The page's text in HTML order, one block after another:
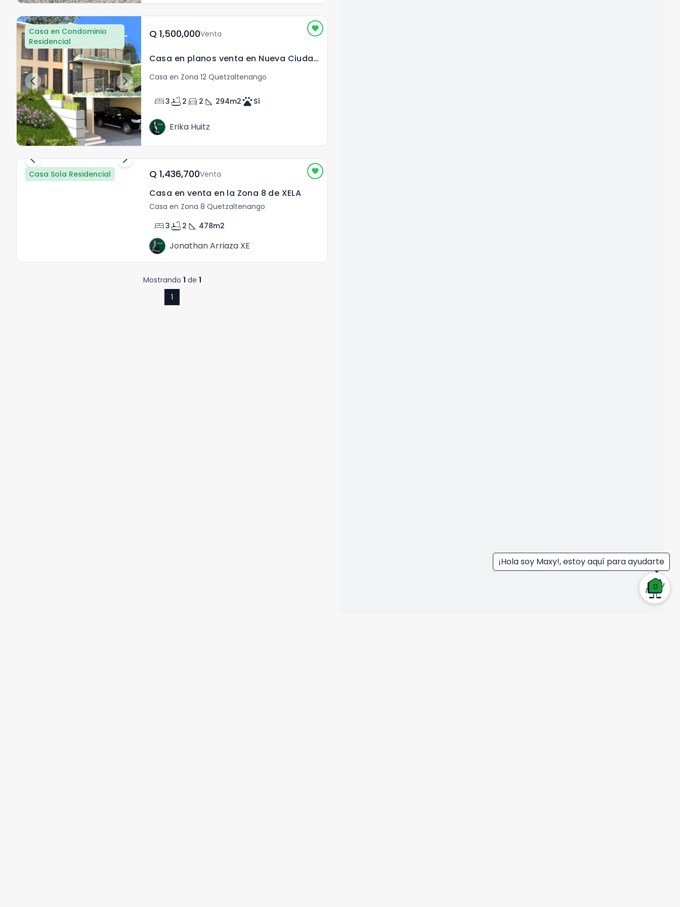
¡Hola soy Maxy!, estoy aquí para ayudarte
Casa en Condominio
Residencial
Q	1,500,000Venta
Casa en planos venta en Nueva Ciudad de los Altos XELA
Casa en Zona 12 Quetzaltenango
bed3 bathtub 2 directions_car 2 square_foot 294m2petsSì
Erika Huitz
Casa Sola Residencial Q	1,436,700Venta
Casa en venta en la Zona 8 de XELA
Casa en Zona 8 Quetzaltenango
bed3 bathtub 2 square_foot 478m2
Jonathan Arriaza XE
Mostrando 1 de 1
1